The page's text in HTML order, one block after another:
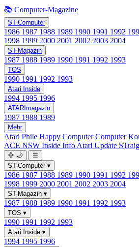
📚 Computer-Magazine
ST-Computer
1986 1987 1988 1989 1990 1991 1992
1998 1999 2000 2001 2002 2003 2004
ST-Magazin
1987 1988 1989 1990 1991 1992 1993
TOS
1990 1991 1992 1993
Atari Inside
1994 1995 1996
ATARImagazin
1987 1988 1989
Mehr
Atari Phile Happy ComputerComputer
ACE NSW Inside Info Atari Update
🌞 🌙
☰
ST-Computer ▾
1986 1987 1988 1989 1990 1991 1992
1998 1999 2000 2001 2002 2003 2004
ST-Magazin ▾
1987 1988 1989 1990 1991 1992 1993
TOS ▾
1990 1991 1992 1993
Atari Inside ▾
1994 1995 1996